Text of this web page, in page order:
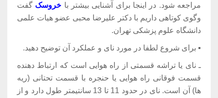
مراجعه شود. در اینجا برای آشنایی بیشتر با خروسک گفت
وگوی کوتاهی داریم با دکتر علیرضا محبی عضو هیات علمی
دانشگاه علوم پزشکی تهران.
▪ برای شروع لطفا در مورد نای و عملکرد آن توضیح دهید.
ـ نای یا تراشه قسمتی از راه هوایی است که ارتباط دهنده
قسمت فوقانی راه هوایی یا حنجره با قسمت تحتانی (ریه
ها) آن است. نای در حدود 11 تا 13 سانتیمتر طول دارد و از